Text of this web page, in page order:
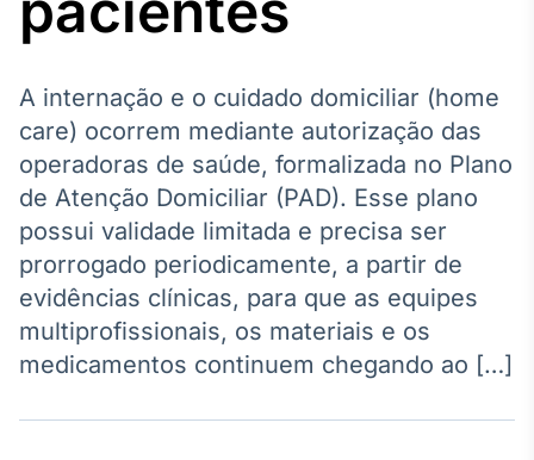
Broadcast
Político
Os bastidores da
política em
tempo real
Broadcast
O setor de
A internação e o cuidado domiciliar (home
care) ocorrem mediante autorização das
operadoras de saúde, formalizada no Plano
de Atenção Domiciliar (PAD). Esse plano
possui validade limitada e precisa ser
prorrogado periodicamente, a partir de
evidências clínicas, para que as equipes
multiprofissionais, os materiais e os
medicamentos continuem chegando ao […]